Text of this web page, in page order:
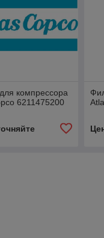
компрессора
6211475200